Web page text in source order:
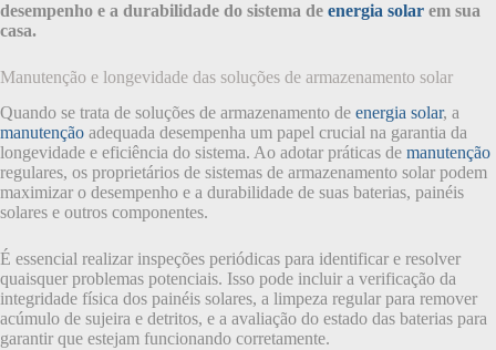
desempenho e a durabilidade do sistema de energia solar em sua
casa.
Manutenção e longevidade das soluções de armazenamento solar
Quando se trata de soluções de armazenamento de energia solar, a
manutenção adequada desempenha um papel crucial na garantia da
longevidade e eficiência do sistema. Ao adotar práticas de manutenção
regulares, os proprietários de sistemas de armazenamento solar podem
maximizar o desempenho e a durabilidade de suas baterias, painéis
solares e outros componentes.
É essencial realizar inspeções periódicas para identificar e resolver
quaisquer problemas potenciais. Isso pode incluir a verificação da
integridade física dos painéis solares, a limpeza regular para remover
acúmulo de sujeira e detritos, e a avaliação do estado das baterias para
garantir que estejam funcionando corretamente.